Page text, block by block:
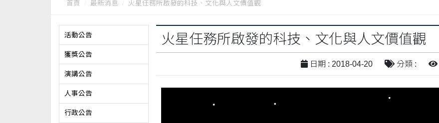
首頁 最新消息 火星任務所啟發的科技、文化與人文價值觀
活動公告
獲獎公告
演講公告
人事公告
行政公告
火星任務所啟發的科技、文化與人文價值觀
日期 : 2018-04-20 分類 :